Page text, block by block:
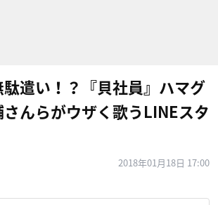
遣い！？『貝社員』ハマグ
さんらがウザく歌うLINEスタ
2018年01月18日 17:00